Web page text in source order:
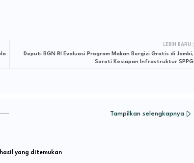
LEBIH BARU
Deputi BGN RI Evaluasi Program Makan Bergizi Gratis di Jambi,
Soroti Kesiapan Infrastruktur SPPG
Tampilkan selengkapnya
yang ditemukan